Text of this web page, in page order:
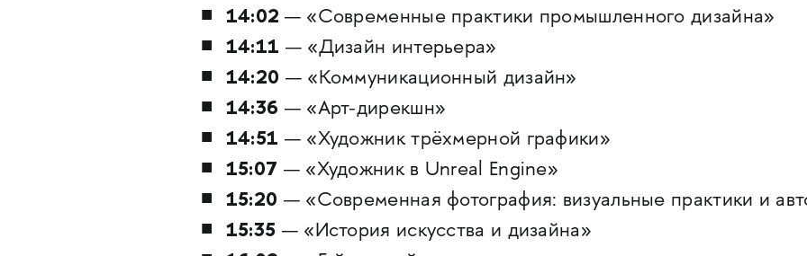
14:02 — «Современные практики промышленного дизайна»
14:11 — «Дизайн интерьера»
14:20 — «Коммуникационный дизайн»
14:36 — «Арт-дирекшн»
14:51 — «Художник трёхмерной графики»
15:07 — «Художник в Unreal Engine»
15:20 — «Современная фотография: визуальные практики и
15:35 — «История искусства и дизайна»